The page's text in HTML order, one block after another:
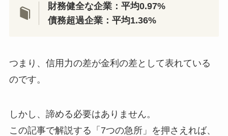
財務健全な企業：平均0.97%
債務超過企業：平均1.36%
つまり、信用力の差が金利の差として表れている
のです。
しかし、諦める必要はありません。
この記事で解説する「7つの急所」を押さえれば、